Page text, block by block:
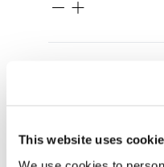
This website uses